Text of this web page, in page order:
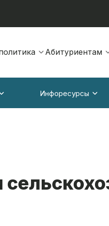
Абитуриентам
Инфоресурсы